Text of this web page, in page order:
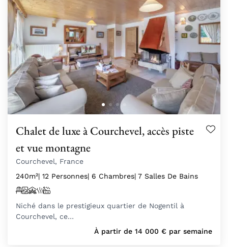
Chalet de luxe à Courchevel, accès piste
et vue montagne
Courchevel, France
240m²| 12 Personnes| 6 Chambres| 7 Salles De Bains
Niché dans le prestigieux quartier de Nogentil à
Courchevel, ce…
À partir de 14 000 € par semaine